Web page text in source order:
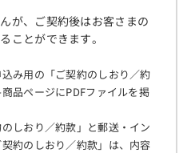
が、ご契約後はお客さまの
ことができます。
み用の「ご契約のしおり／約
品ページにPDFファイルを掲
しおり／約款」と郵送・イン
約のしおり／約款」は、内容